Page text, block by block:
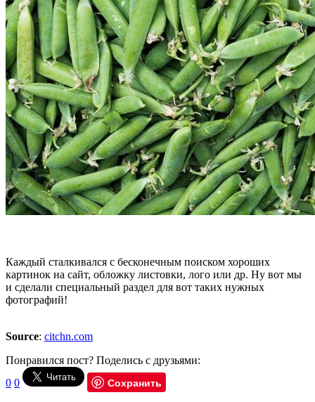
Каждый сталкивался с беcконечным поиском хороших
картинок на сайт, обложку листовки, лого или др. Ну вот мы
и сделали специальный раздел для вот таких нужных
фотографий!
Source: citchn.com
Понравился пост? Поделись с друзьями:
0 0 Сохранить